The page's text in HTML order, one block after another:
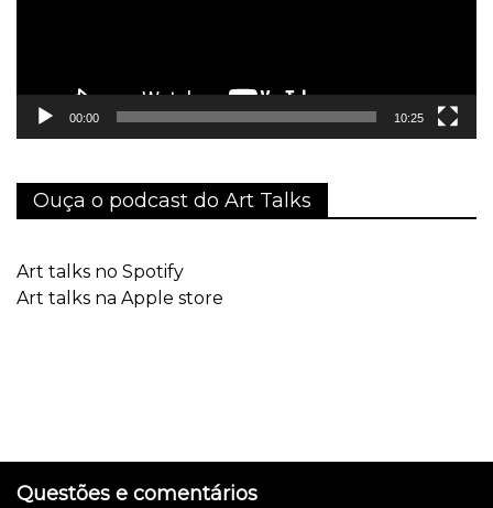
00:00 10:25
Ouça o podcast do Art Talks
Art talks no Spotify
Art talks na Apple store
Questões e comentários